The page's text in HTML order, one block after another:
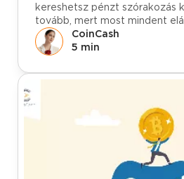
kereshetsz pénzt szórakozás
tovább, mert most mindent
CoinCash
5 min